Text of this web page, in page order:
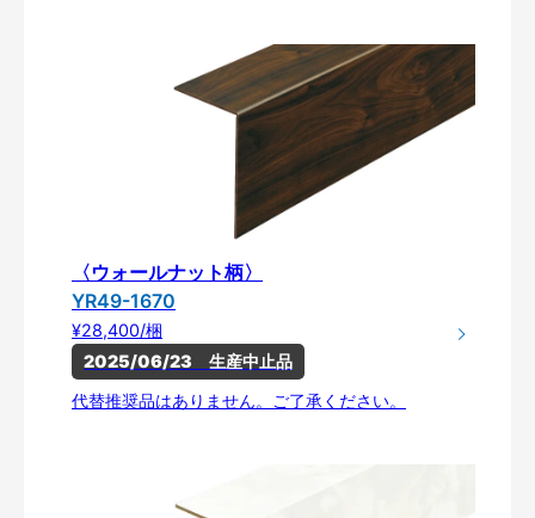
〈ウォールナット柄〉
YR49-1670
¥28,400/梱
2025/06/23　生産中止品
代替推奨品はありません。ご了承ください。